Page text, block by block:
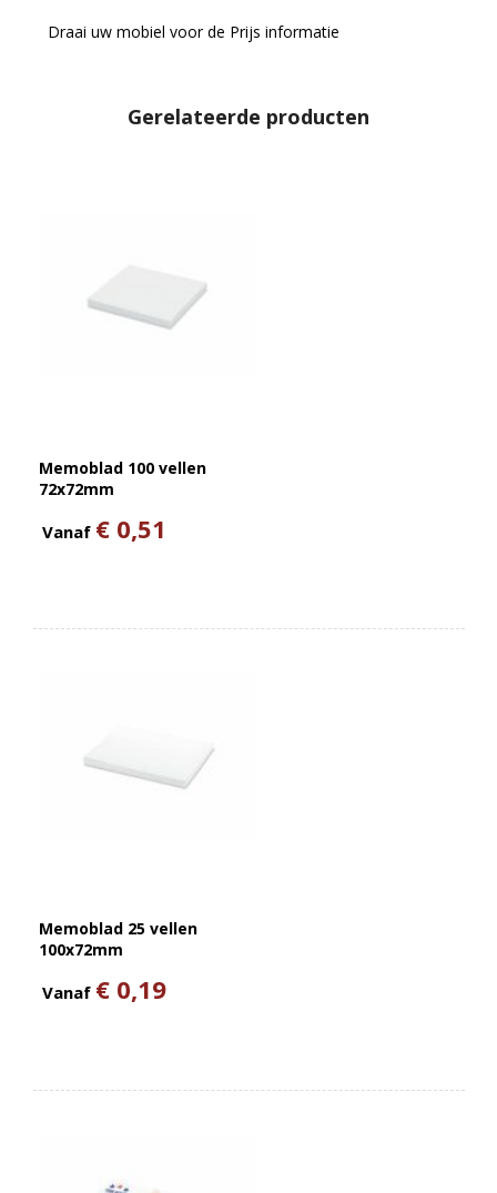
Draai uw mobiel voor de Prijs informatie
Gerelateerde producten
Memoblad 100 vellen
72x72mm
Vanaf € 0,51
Memoblad 25 vellen
100x72mm
Vanaf € 0,19